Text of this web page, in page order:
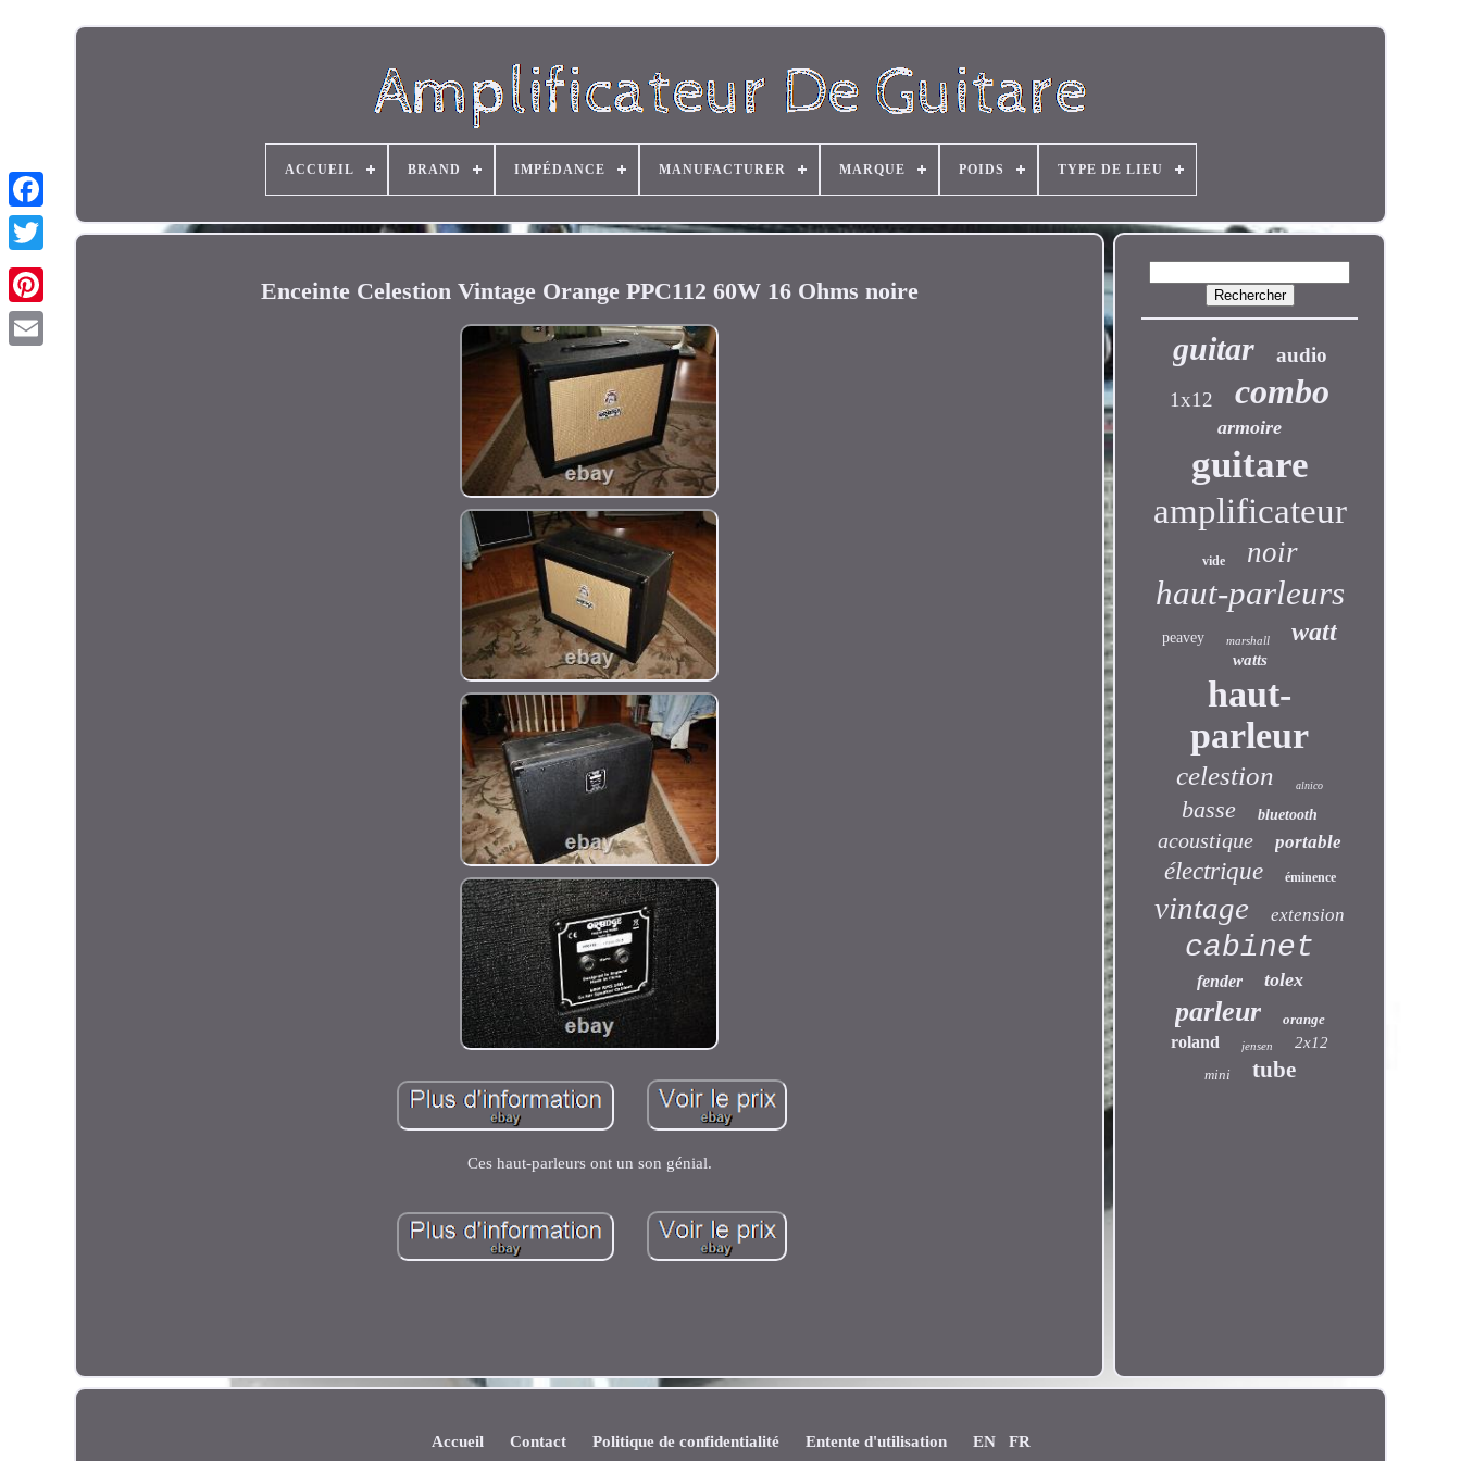
ACCUEIL BRAND IMPÉDANCE MANUFACTURER MARQUE POIDS TYPE DE LIEU
Enceinte Celestion Vintage Orange PPC112 60W 16 Ohms noire
Ces haut-parleurs ont un son génial.
guitar
audio
1x12
combo
armoire
guitare
amplificateur
vide noir
haut-parleurs
peavey marshall watt
watts
haut-
parleur
celestion alnico
basse bluetooth
acoustique portable
électrique éminence
vintage extension
cabinet
fender tolex
parleur orange
roland jensen 2x12
mini tube
Accueil Contact Politique de confidentialité Entente d'utilisation EN FR